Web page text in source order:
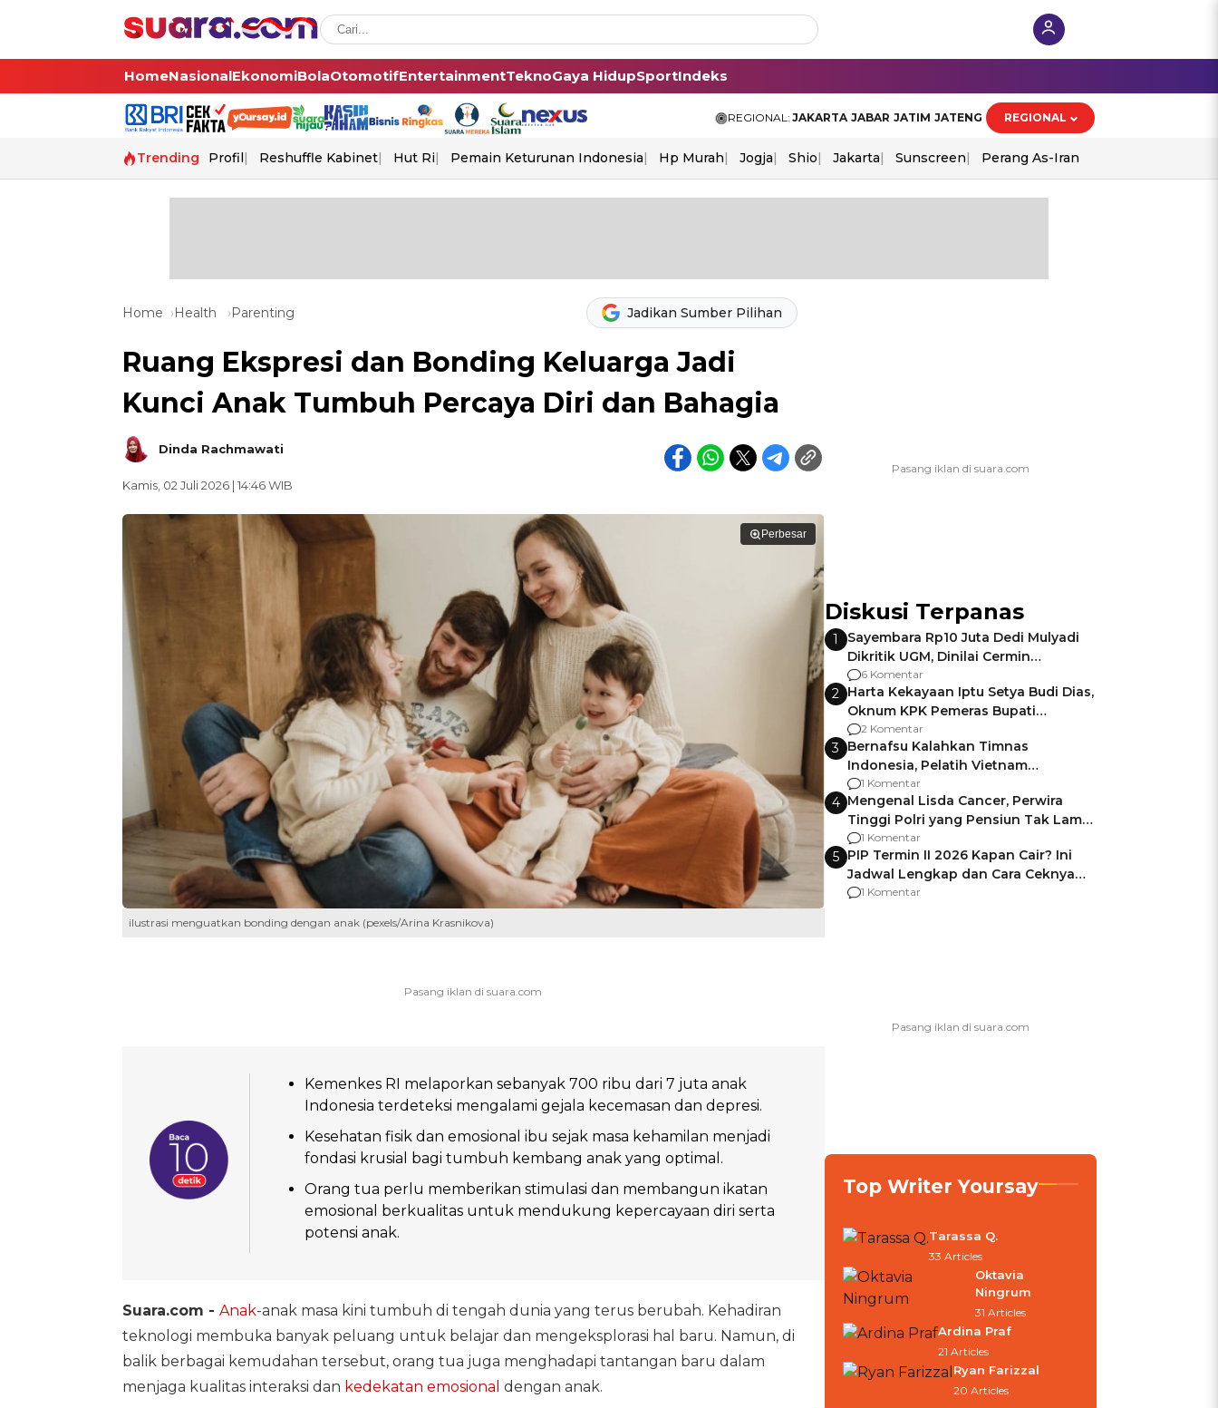
HomeNasionalEkonomiBolaOtomotifEntertainmentTeknoGaya HidupSportIndeks
REGIONAL: JAKARTA JABAR JATIM JATENG REGIONAL
Trending Profil Reshuffle Kabinet Hut Ri Pemain Keturunan Indonesia Hp Murah Jogja Shio Jakarta Sunscreen Perang As-Iran
Home Health Parenting Jadikan Sumber Pilihan
Ruang Ekspresi dan Bonding Keluarga Jadi
Kunci Anak Tumbuh Percaya Diri dan Bahagia
Dinda Rachmawati
Kamis, 02 Juli 2026 | 14:46 WIB
Perbesar
ilustrasi menguatkan bonding dengan anak (pexels/Arina Krasnikova)
Kemenkes RI melaporkan sebanyak 700 ribu dari 7 juta anak
Indonesia terdeteksi mengalami gejala kecemasan dan depresi.
Kesehatan fisik dan emosional ibu sejak masa kehamilan menjadi
fondasi krusial bagi tumbuh kembang anak yang optimal.
Orang tua perlu memberikan stimulasi dan membangun ikatan
emosional berkualitas untuk mendukung kepercayaan diri serta
potensi anak.
Suara.com - Anak-anak masa kini tumbuh di tengah dunia yang terus berubah. Kehadiran
teknologi membuka banyak peluang untuk belajar dan mengeksplorasi hal baru. Namun, di
balik berbagai kemudahan tersebut, orang tua juga menghadapi tantangan baru dalam
menjaga kualitas interaksi dan kedekatan emosional dengan anak.
Diskusi Terpanas
1
Sayembara Rp10 Juta Dedi Mulyadi
Dikritik UGM, Dinilai Cermin
Gagalnya Negara Jamin Keamanan
6 Komentar
2 Harta Kekayaan Iptu Setya Budi Dias,
Oknum KPK Pemeras Bupati
Pemalang
2 Komentar
3 Bernafsu Kalahkan Timnas
Indonesia, Pelatih Vietnam
Berencana Pakai Jimat di Pakansari
1 Komentar
4 Mengenal Lisda Cancer, Perwira
Tinggi Polri yang Pensiun Tak Lama
Usai Jadi Brigjen
1 Komentar
5 PIP Termin II 2026 Kapan Cair? Ini
Jadwal Lengkap dan Cara Ceknya
agar Dana Tidak Hangus!
1 Komentar
Top Writer Yoursay
Tarassa Q.
33 Articles
Oktavia
Ningrum
31 Articles
Ardina Praf
21 Articles
Ryan Farizzal
20 Articles